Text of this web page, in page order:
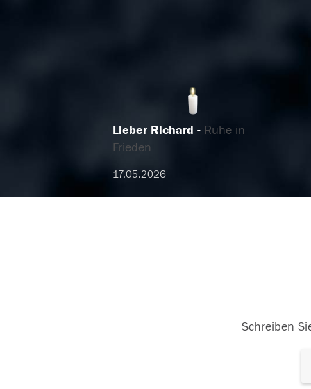
Lieber Richard
Ruhe in
Frieden
17.05.2026
Schreiben